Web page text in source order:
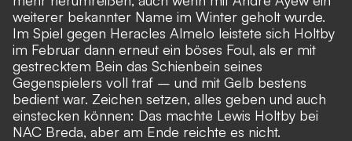
weiterer bekannter Name im Winter geholt wurde.
Im Spiel gegen Heracles Almelo leistete sich Holtby
im Februar dann erneut ein böses Foul, als er mit
gestrecktem Bein das Schienbein seines
Gegenspielers voll traf – und mit Gelb bestens
bedient war. Zeichen setzen, alles geben und auch
einstecken können: Das machte Lewis Holtby bei
NAC Breda, aber am Ende reichte es nicht.